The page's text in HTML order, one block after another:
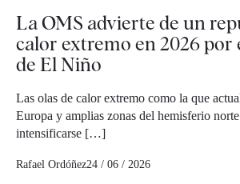
La OMS advierte de un
calor extremo en 2026 por
de El Niño
Las olas de calor extremo como la que
Europa y amplias zonas del hemisferio
intensificarse […]
Rafael Ordóñez24 / 06 / 2026